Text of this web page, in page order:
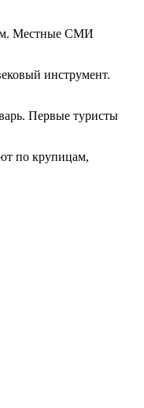
Местные СМИ
инструмент.
Первые туристы
по крупицам,